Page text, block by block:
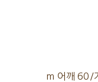
m 어깨 60/